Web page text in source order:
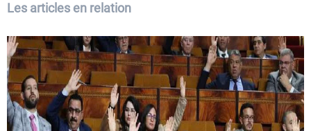
Les articles en relation